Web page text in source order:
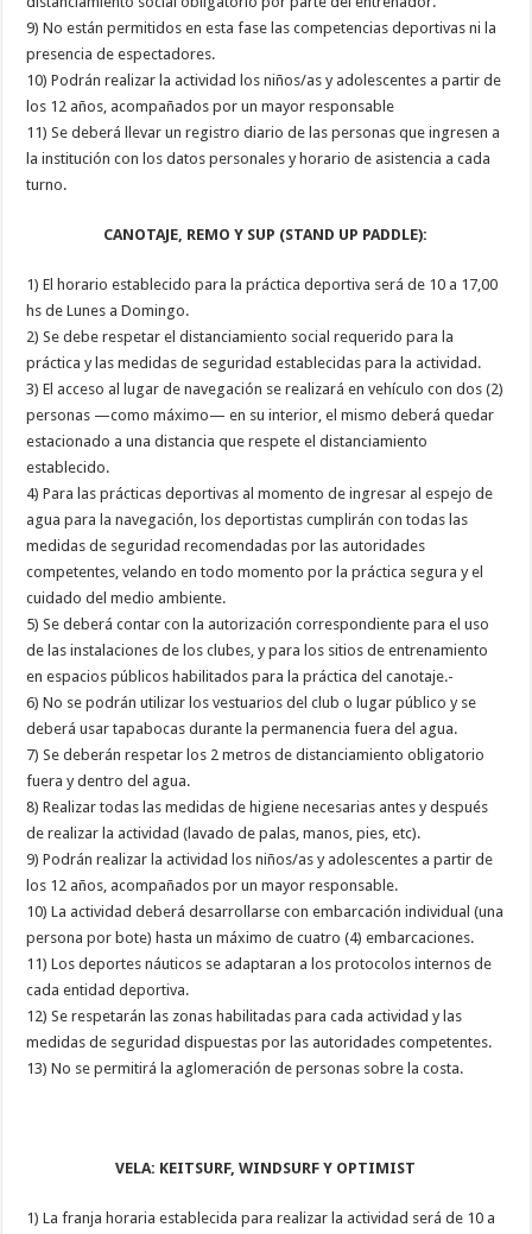
9) No están permitidos en esta fase las competencias deportivas ni la
presencia de espectadores.
10) Podrán realizar la actividad los niños/as y adolescentes a partir de
los 12 años, acompañados por un mayor responsable
11) Se deberá llevar un registro diario de las personas que ingresen a
la institución con los datos personales y horario de asistencia a cada
turno.
CANOTAJE, REMO Y SUP (STAND UP PADDLE):
1) El horario establecido para la práctica deportiva será de 10 a 17,00
hs de Lunes a Domingo.
2) Se debe respetar el distanciamiento social requerido para la
práctica y las medidas de seguridad establecidas para la actividad.
3) El acceso al lugar de navegación se realizará en vehículo con dos (2)
personas —como máximo— en su interior, el mismo deberá quedar
estacionado a una distancia que respete el distanciamiento
establecido.
4) Para las prácticas deportivas al momento de ingresar al espejo de
agua para la navegación, los deportistas cumplirán con todas las
medidas de seguridad recomendadas por las autoridades
competentes, velando en todo momento por la práctica segura y el
cuidado del medio ambiente.
5) Se deberá contar con la autorización correspondiente para el uso
de las instalaciones de los clubes, y para los sitios de entrenamiento
en espacios públicos habilitados para la práctica del canotaje.-
6) No se podrán utilizar los vestuarios del club o lugar público y se
deberá usar tapabocas durante la permanencia fuera del agua.
7) Se deberán respetar los 2 metros de distanciamiento obligatorio
fuera y dentro del agua.
8) Realizar todas las medidas de higiene necesarias antes y después
de realizar la actividad (lavado de palas, manos, pies, etc).
9) Podrán realizar la actividad los niños/as y adolescentes a partir de
los 12 años, acompañados por un mayor responsable.
10) La actividad deberá desarrollarse con embarcación individual (una
persona por bote) hasta un máximo de cuatro (4) embarcaciones.
11) Los deportes náuticos se adaptaran a los protocolos internos de
cada entidad deportiva.
12) Se respetarán las zonas habilitadas para cada actividad y las
medidas de seguridad dispuestas por las autoridades competentes.
13) No se permitirá la aglomeración de personas sobre la costa.
VELA: KEITSURF, WINDSURF Y OPTIMIST
1) La franja horaria establecida para realizar la actividad será de 10 a